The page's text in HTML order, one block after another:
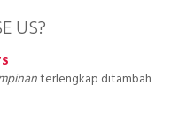
US?
terlengkap ditambah